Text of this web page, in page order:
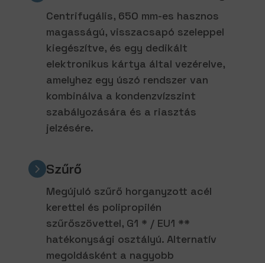
Centrifugális, 650 mm-es hasznos
magasságú, visszacsapó szeleppel
kiegészítve, és egy dedikált
elektronikus kártya által vezérelve,
amelyhez egy úszó rendszer van
kombinálva a kondenzvízszint
szabályozására és a riasztás
jelzésére.
Szűrő
Megújuló szűrő horganyzott acél
kerettel és polipropilén
szűrőszövettel, G1 * / EU1 **
hatékonysági osztályú. Alternatív
megoldásként a nagyobb